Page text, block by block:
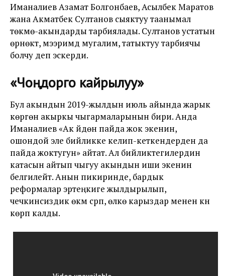
Иманалиев Азамат Болгонбаев, Асылбек Маратов
жана Акматбек Султанов сыяктуу таанымал
төкмө-акындарды тарбиялады. Султанов устатын
өрнөктүү, мээримдүү мугалим, татыктуу тарбиячы
болчу деп эскерди.
«Чоңдорго кайрылуу»
Бул акындын 2019-жылдын июль айында жарык
көргөн акыркы чыгармаларынын бири. Анда
Иманалиев «Ак үйдөн пайда жок экенин,
ошондой эле бийликке келип-кеткендерден да
пайда жоктугун» айтат. Ал бийликтегилердин
катасын айтып чыгуу акындын иши экенин
белгилейт. Анын пикиринде, бардык
реформалар эртеңкиге жылдырылып,
чечкинсиздик өкүм сүрүп, өлкө карыздар менен күн
көрүп калды.